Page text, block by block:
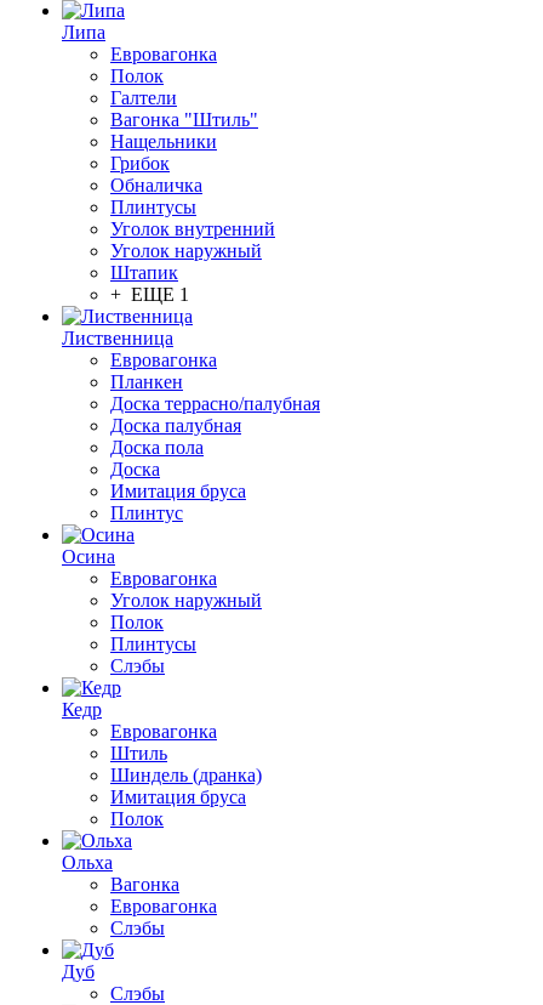
Липа
Евровагонка
Полок
Галтели
Вагонка "Штиль"
Нащельники
Грибок
Обналичка
Плинтусы
Уголок внутренний
Уголок наружный
Штапик
+ ЕЩЕ 1
Лиственница
Евровагонка
Планкен
Доска террасно/палубная
Доска палубная
Доска пола
Доска
Имитация бруса
Плинтус
Осина
Евровагонка
Уголок наружный
Полок
Плинтусы
Слэбы
Кедр
Евровагонка
Штиль
Шиндель (дранка)
Имитация бруса
Полок
Ольха
Вагонка
Евровагонка
Слэбы
Дуб
Слэбы